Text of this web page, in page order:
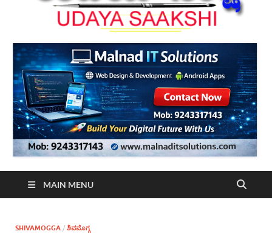
MAIN MENU
SHIVAMOGGA / ಶಿವಮೊಗ್ಗ